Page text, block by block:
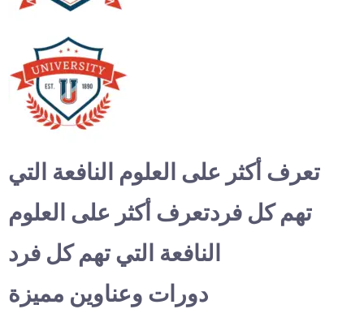
تعرف أكثر على العلوم النافعة التي
تهم كل فردتعرف أكثر على العلوم
النافعة التي تهم كل فرد
دورات وعناوين مميزة